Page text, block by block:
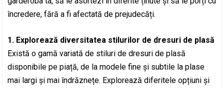
încredere, fără a fi afectată de prejudecăți.
1. Explorează diversitatea stilurilor de dresuri de plasă
Există o gamă variată de stiluri de dresuri de plasă
disponibile pe piață, de la modele fine și subtile la plase
mai largi și mai îndrăznețe. Explorează diferitele opțiuni și